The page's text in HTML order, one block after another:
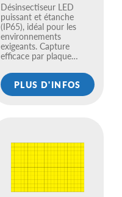
Désinsectiseur LED
puissant et étanche
(IP65), idéal pour les
environnements
exigeants. Capture
efficace par plaque…
PLUS D'INFOS